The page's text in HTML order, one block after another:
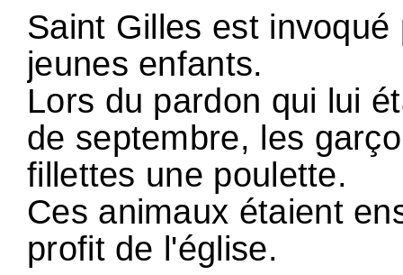
Saint Gilles est
jeunes enfants.
Lors du pardon qui lui
de septembre, les
fillettes une poulette.
Ces animaux étaient
profit de l'église.